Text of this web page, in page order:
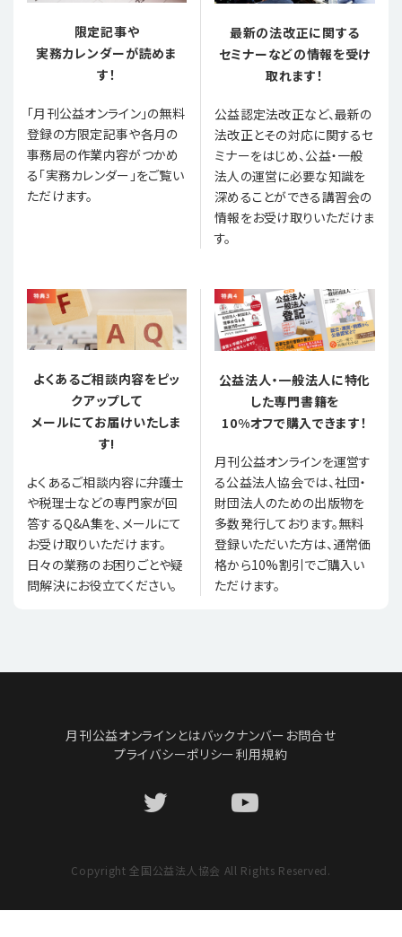
限定記事や
実務カレンダーが読めま
す！
「月刊公益オンライン」の無料
登録の方限定記事や各月の
事務局の作業内容がつかめ
る「実務カレンダー」をご覧い
ただけます。
最新の法改正に関する
セミナーなどの情報を受け
取れます！
公益認定法改正など、最新の
法改正とその対応に関するセ
ミナーをはじめ、公益・一般
法人の運営に必要な知識を
深めることができる講習会の
情報をお受け取りいただけま
す。
よくあるご相談内容をピッ
クアップして
メールにてお届けいたしま
す!
よくあるご相談内容に弁護士
や税理士などの専門家が回
答するQ&A集を、メールにて
お受け取りいただけます。
日々の業務のお困りごとや疑
問解決にお役立てください。
公益法人・一般法人に特化
した専門書籍を
10%オフで購入できます！
月刊公益オンラインを運営す
る公益法人協会では、社団・
財団法人のための出版物を
多数発行しております。無料
登録いただいた方は、通常価
格から10%割引でご購入い
ただけます。
月刊公益オンラインとはバックナンバー お問合せ
プライバシーポリシー利用規約
Copyright 全国公益法人協会 All Rights Reserved.